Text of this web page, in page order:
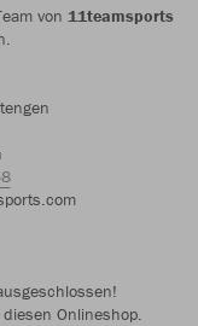
von 11teamsports
Onlineshop.